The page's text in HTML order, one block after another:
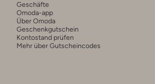
Geschäfte
Omoda-app
Über Omoda
Geschenkgutschein
Kontostand prüfen
Mehr über Gutscheincodes